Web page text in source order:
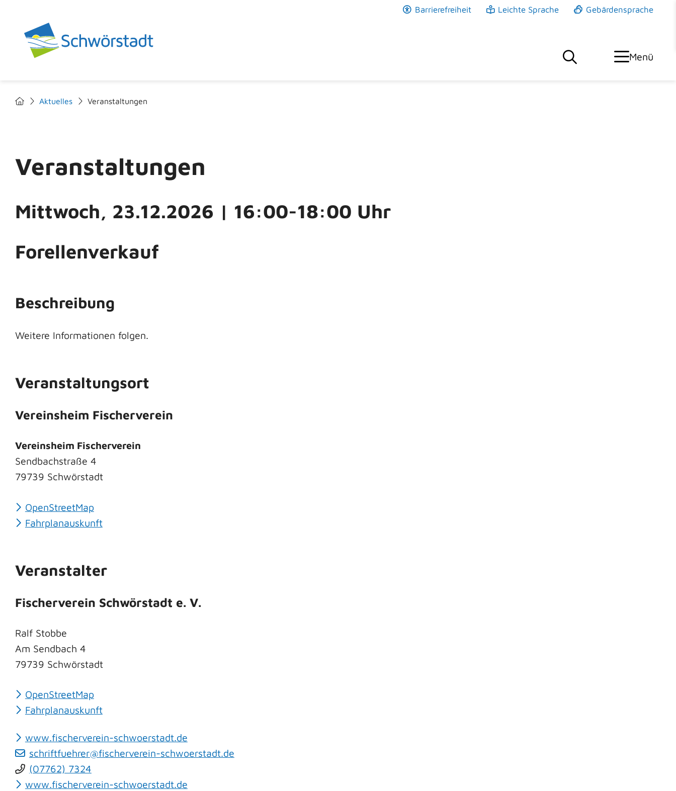
Barrierefreiheit Leichte Sprache Gebärdensprache
Menü
Aktuelles Veranstaltungen
Veranstaltungen
Mittwoch, 23.12.2026 | 16:00-18:00 Uhr
Forellenverkauf
Beschreibung
Weitere Informationen folgen.
Veranstaltungsort
Vereinsheim Fischerverein
Vereinsheim Fischerverein
Sendbachstraße 4
79739 Schwörstadt
OpenStreetMap
Fahrplanauskunft
Veranstalter
Fischerverein Schwörstadt e. V.
Ralf Stobbe
Am Sendbach 4
79739 Schwörstadt
OpenStreetMap
Fahrplanauskunft
www.fischerverein-schwoerstadt.de
schriftfuehrer@fischerverein-schwoerstadt.de
(07762) 7324
www.fischerverein-schwoerstadt.de